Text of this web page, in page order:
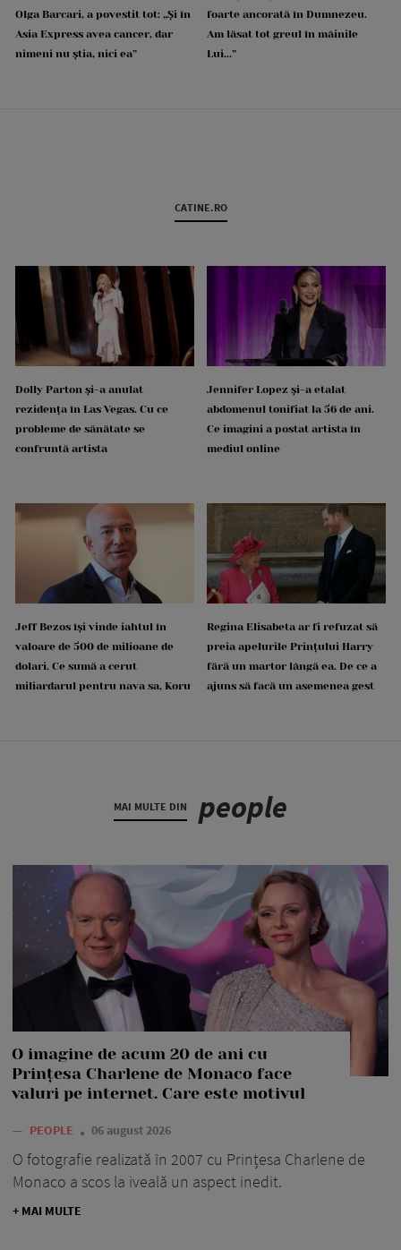
Olga Barcari, a povestit tot: „Și în
Asia Express avea cancer, dar
nimeni nu știa, nici ea”
foarte ancorată în Dumnezeu.
Am lăsat tot greul în mâinile
Lui...”
CATINE.RO
Dolly Parton și-a anulat
rezidența în Las Vegas. Cu ce
probleme de sănătate se
confruntă artista
Jennifer Lopez și-a etalat
abdomenul tonifiat la 56 de ani.
Ce imagini a postat artista în
mediul online
Jeff Bezos își vinde iahtul în
valoare de 500 de milioane de
dolari. Ce sumă a cerut
miliardarul pentru nava sa, Koru
Regina Elisabeta ar fi refuzat să
preia apelurile Prințului Harry
fără un martor lângă ea. De ce a
ajuns să facă un asemenea gest
MAI MULTE DIN people
O imagine de acum 20 de ani cu
Prințesa Charlene de Monaco face
valuri pe internet. Care este motivul
— PEOPLE 06 august 2026
O fotografie realizată în 2007 cu Prințesa Charlene de
Monaco a scos la iveală un aspect inedit.
+ MAI MULTE